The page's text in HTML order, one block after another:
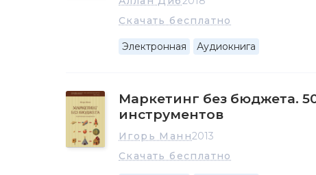
Скачать бесплатно
Электронная Аудиокнига
Маркетинг без бюджета.
инструментов
Игорь Манн2013
Скачать бесплатно